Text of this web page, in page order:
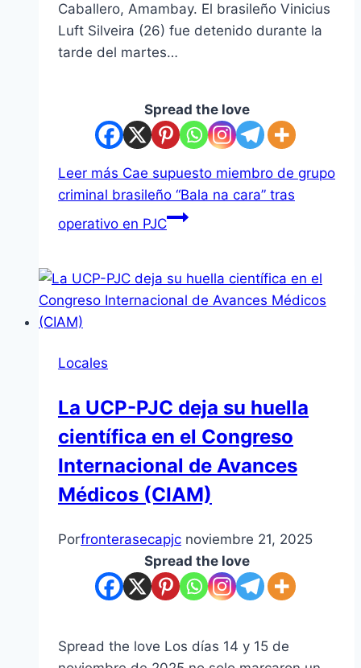
Caballero, Amambay. El brasileño Vinicius
Luft Silveira (26) fue detenido durante la
tarde del martes…
Spread the love
Leer más Cae supuesto miembro de grupo
criminal brasileño “Bala na cara” tras
operativo en PJC
Locales
La UCP-PJC deja su huella
científica en el Congreso
Internacional de Avances
Médicos (CIAM)
Porfronterasecapjc noviembre 21, 2025
Spread the love
Spread the love Los días 14 y 15 de